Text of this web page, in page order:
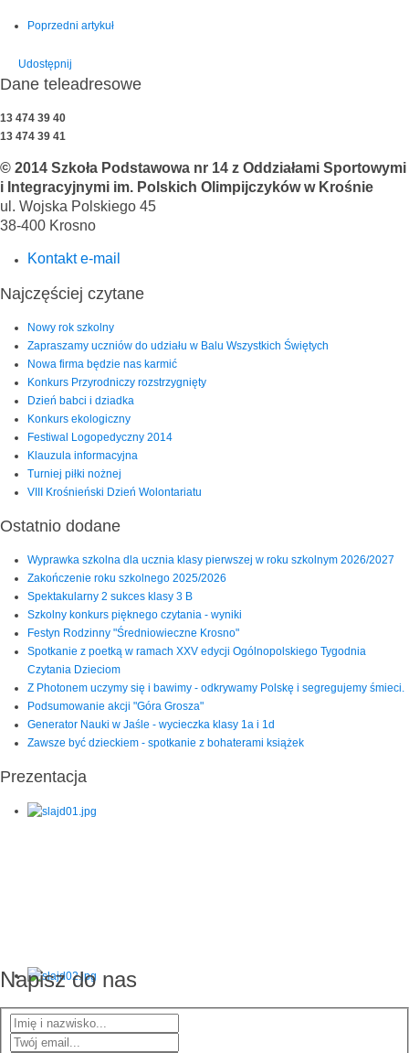
Poprzedni artykuł
Udostępnij
Dane teleadresowe
13 474 39 40
13 474 39 41
© 2014 Szkoła Podstawowa nr 14 z Oddziałami Sportowymi
i Integracyjnymi im. Polskich Olimpijczyków w Krośnie
ul. Wojska Polskiego 45
38-400 Krosno
Kontakt e-mail
Najczęściej czytane
Nowy rok szkolny
Zapraszamy uczniów do udziału w Balu Wszystkich Świętych
Nowa firma będzie nas karmić
Konkurs Przyrodniczy rozstrzygnięty
Dzień babci i dziadka
Konkurs ekologiczny
Festiwal Logopedyczny 2014
Klauzula informacyjna
Turniej piłki nożnej
VIII Krośnieński Dzień Wolontariatu
Ostatnio dodane
Wyprawka szkolna dla ucznia klasy pierwszej w roku szkolnym 2026/2027
Zakończenie roku szkolnego 2025/2026
Spektakularny 2 sukces klasy 3 B
Szkolny konkurs pięknego czytania - wyniki
Festyn Rodzinny "Średniowieczne Krosno"
Spotkanie z poetką w ramach XXV edycji Ogólnopolskiego Tygodnia
Czytania Dzieciom
Z Photonem uczymy się i bawimy - odkrywamy Polskę i segregujemy śmieci.
Podsumowanie akcji "Góra Grosza"
Generator Nauki w Jaśle - wycieczka klasy 1a i 1d
Zawsze być dzieckiem - spotkanie z bohaterami książek
Prezentacja
Napisz do nas